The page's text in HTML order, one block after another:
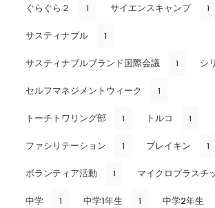
ぐらぐら２ 1 サイエンスキャンプ 1
サスティナブル 1
サスティナブルブランド国際会議 1 シ
セルフマネジメントウィーク 1
トーチトワリング部 1 トルコ 1
ファシリテーション 1 ブレイキン 1
ボランティア活動 1 マイクロプラスチ
中学 1 中学1年生 1 中学2年生